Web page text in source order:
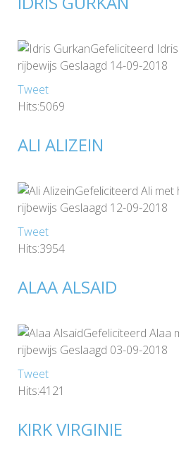
Gefeliciteerd
rijbewijs Geslaagd 14-09-2018
Tweet
Hits:5069
ALI ALIZEIN
Gefeliciteerd Ali met
rijbewijs Geslaagd 12-09-2018
Tweet
Hits:3954
ALAA ALSAID
Gefeliciteerd Alaa
rijbewijs Geslaagd 03-09-2018
Tweet
Hits:4121
KIRK VIRGINIE